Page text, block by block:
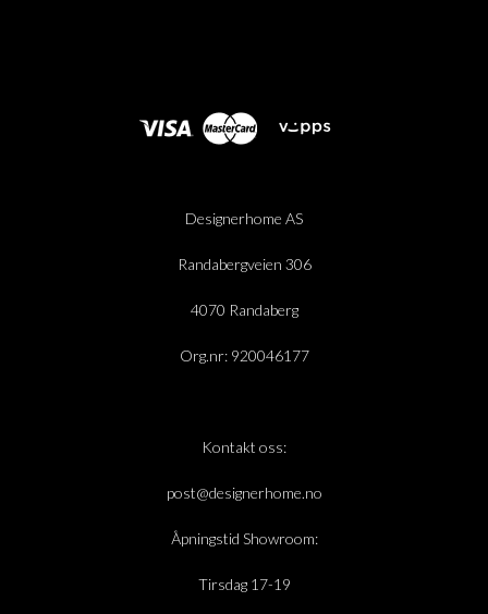
Designerhome AS
Randabergveien 306
4070 Randaberg
Org.nr: 920046177
Kontakt oss:
post@designerhome.no
Åpningstid Showroom:
Tirsdag 17-19